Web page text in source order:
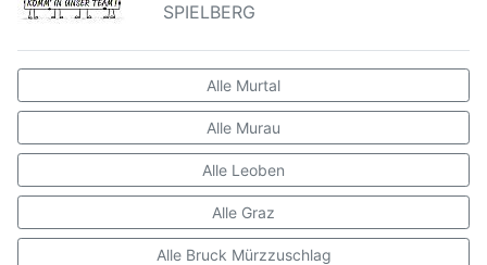
SPIELBERG
Alle Murtal
Alle Murau
Alle Leoben
Alle Graz
Alle Bruck Mürzzuschlag